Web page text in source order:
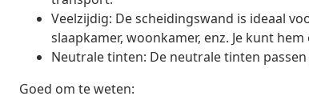
Veelzijdig: De scheidingswand is ideaal
slaapkamer, woonkamer, enz. Je kunt
Neutrale tinten: De neutrale tinten
Goed om te weten: